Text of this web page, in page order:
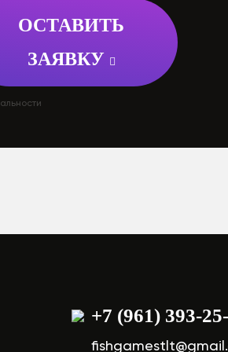
ОСТАВИТЬ
ЗАЯВКУ
+7 (961) 393-